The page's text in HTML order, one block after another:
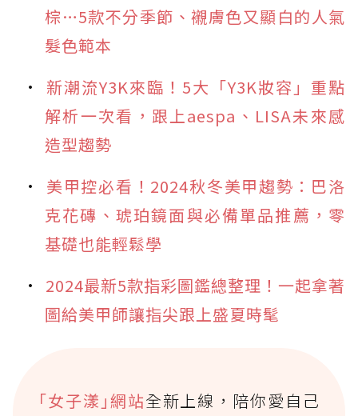
棕…5款不分季節、襯膚色又顯白的人氣
髮色範本
新潮流Y3K來臨！5大「Y3K妝容」重點
解析一次看，跟上aespa、LISA未來感
造型趨勢
美甲控必看！2024秋冬美甲趨勢：巴洛
克花磚、琥珀鏡面與必備單品推薦，零
基礎也能輕鬆學
2024最新5款指彩圖鑑總整理！一起拿著
圖給美甲師讓指尖跟上盛夏時髦
｢女子漾｣網站全新上線，陪你愛自己